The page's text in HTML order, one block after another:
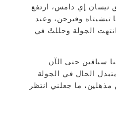
نيسان إي دامس، ارتفع
وفيرجن، وعند
الجولة وحللتُ في
سباقين حتى الآن
يتبدل الحال في الجولة
ما جعلني انتظر